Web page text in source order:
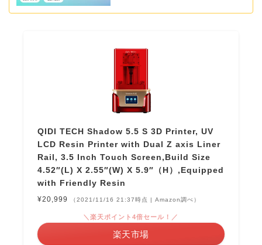
QIDI TECH Shadow 5.5 S 3D Printer, UV
LCD Resin Printer with Dual Z axis Liner
Rail, 3.5 Inch Touch Screen,Build Size
4.52″(L) X 2.55″(W) X 5.9″（H）,Equipped
with Friendly Resin
¥20,999 （2021/11/16 21:37時点 | Amazon調べ）
＼楽天ポイント4倍セール！／
楽天市場